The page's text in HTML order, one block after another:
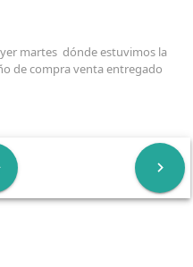
martes dónde estuvimos la
de compra venta entregado
